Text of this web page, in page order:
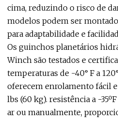
cima, reduzindo o risco de
modelos podem ser
para adaptabilidade e
Os guinchos planetários
Winch são testados e
temperaturas de -40° F a
oferecem enrolamento fácil
lbs (60 kg). resistência a -
ar ou manualmente,